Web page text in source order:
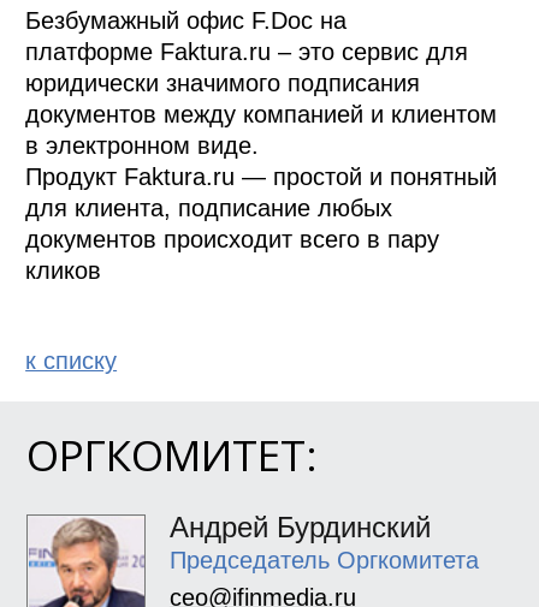
ОРГКОМИТЕТ:
Андрей Бурдинский
Председатель Оргкомитета
ceo@ifinmedia.ru
Безбумажный офис F.Doc на
платформе Faktura.ru – это сервис для
юридически значимого подписания
документов между компанией и клиентом
в электронном виде.
Продукт Faktura.ru — простой и понятный
для клиента, подписание любых
документов происходит всего в пару
кликов
к спиcку